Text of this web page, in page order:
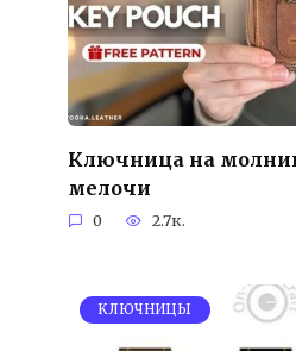
Ключница на
мелочи
0 2.7к.
KЛЮЧНИЦЫ